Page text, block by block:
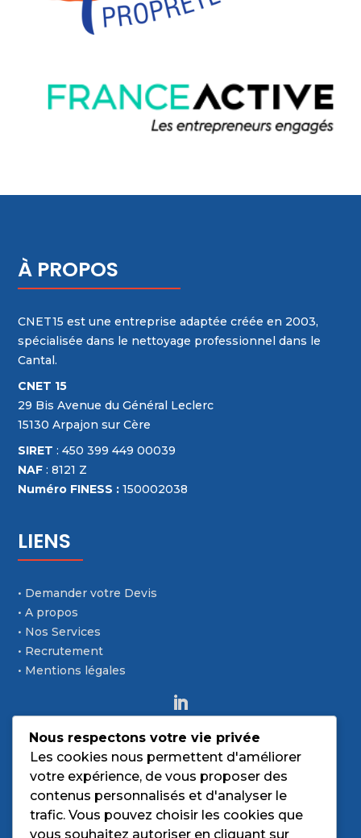
À PROPOS
CNET15 est une entreprise adaptée créée en 2003,
spécialisée dans le nettoyage professionnel dans le
Cantal.
CNET 15
29 Bis Avenue du Général Leclerc
15130 Arpajon sur Cère
SIRET : 450 399 449 00039
NAF : 8121 Z
Numéro FINESS : 150002038
LIENS
• Demander votre Devis
• A propos
• Nos Services
• Recrutement
• Mentions légales
CONTACT
 TÉLÉPHONE
Nous respectons votre vie privée
Les cookies nous permettent d'améliorer
votre expérience, de vous proposer des
contenus personnalisés et d'analyser le
trafic. Vous pouvez choisir les cookies que
vous souhaitez autoriser en cliquant sur